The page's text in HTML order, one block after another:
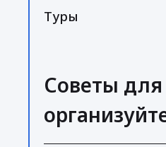
Туры
Советы